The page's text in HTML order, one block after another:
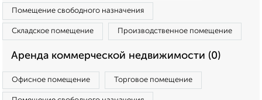
Помещение свободного назначения
Складское помещение Производственное помещение
Аренда коммерческой недвижимости (0)
Офисное помещение Торговое помещение